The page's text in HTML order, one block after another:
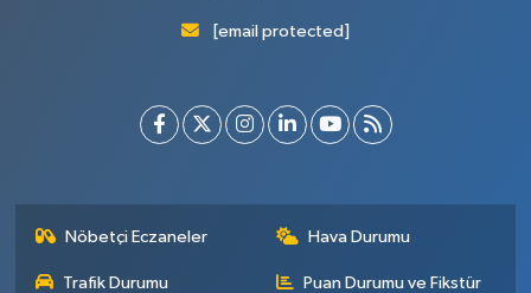
[email protected]
Nöbetçi Eczaneler Hava Durumu
Trafik Durumu Puan Durumu ve Fikstür